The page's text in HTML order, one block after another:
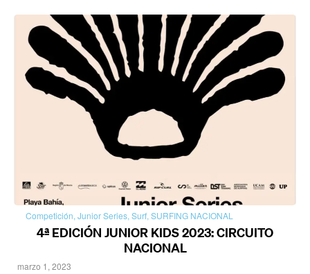
Competición, Junior Series, Surf, SURFING NACIONAL
4ª EDICIÓN JUNIOR KIDS 2023: CIRCUITO
NACIONAL
marzo 1, 2023